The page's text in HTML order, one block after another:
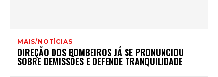
MAIS/NOTÍCIAS
DIREÇÃO DOS BOMBEIROS JÁ SE PRONUNCIOU
SOBRE DEMISSÕES E DEFENDE TRANQUILIDADE